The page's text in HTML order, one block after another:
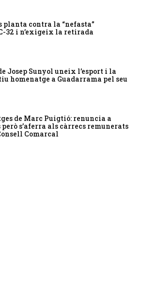
planta contra la “nefasta”
32 i n’exigeix la retirada
Josep Sunyol uneix l’esport i la
homenatge a Guadarrama pel seu
de Marc Puigtió: renuncia a
s’aferra als càrrecs remunerats
Comarcal